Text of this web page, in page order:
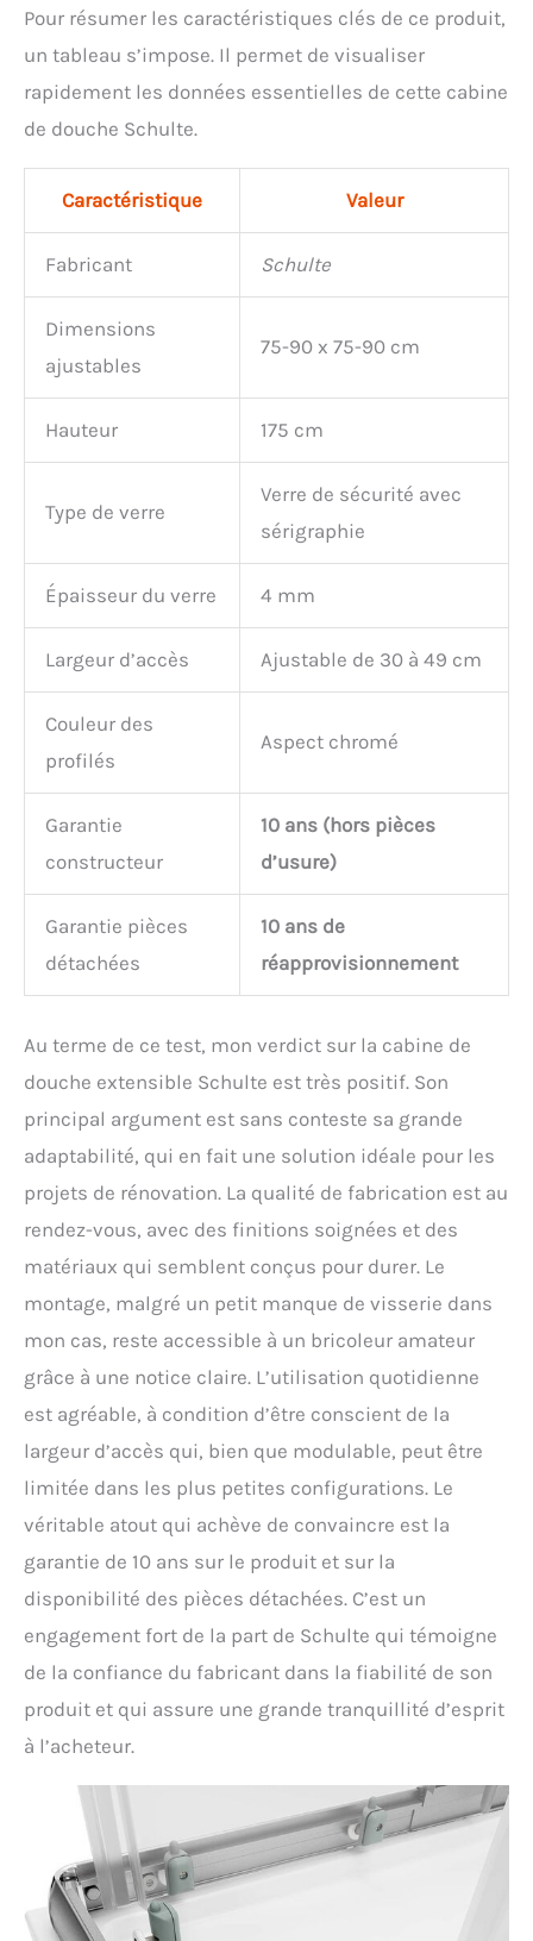
Pour résumer les caractéristiques clés de ce produit,
un tableau s’impose. Il permet de visualiser
rapidement les données essentielles de cette cabine
de douche Schulte.
Caractéristique Valeur
Fabricant Schulte
Dimensions
ajustables
75-90 x 75-90 cm
Hauteur 175 cm
Type de verre
Verre de sécurité avec
sérigraphie
Épaisseur du verre 4 mm
Largeur d’accès Ajustable de 30 à 49 cm
Couleur des
profilés
Aspect chromé
Garantie
constructeur
10 ans (hors pièces
d’usure)
Garantie pièces
détachées
10 ans de
réapprovisionnement
Au terme de ce test, mon verdict sur la cabine de
douche extensible Schulte est très positif. Son
principal argument est sans conteste sa grande
adaptabilité, qui en fait une solution idéale pour les
projets de rénovation. La qualité de fabrication est au
rendez-vous, avec des finitions soignées et des
matériaux qui semblent conçus pour durer. Le
montage, malgré un petit manque de visserie dans
mon cas, reste accessible à un bricoleur amateur
grâce à une notice claire. L’utilisation quotidienne
est agréable, à condition d’être conscient de la
largeur d’accès qui, bien que modulable, peut être
limitée dans les plus petites configurations. Le
véritable atout qui achève de convaincre est la
garantie de 10 ans sur le produit et sur la
disponibilité des pièces détachées. C’est un
engagement fort de la part de Schulte qui témoigne
de la confiance du fabricant dans la fiabilité de son
produit et qui assure une grande tranquillité d’esprit
à l’acheteur.